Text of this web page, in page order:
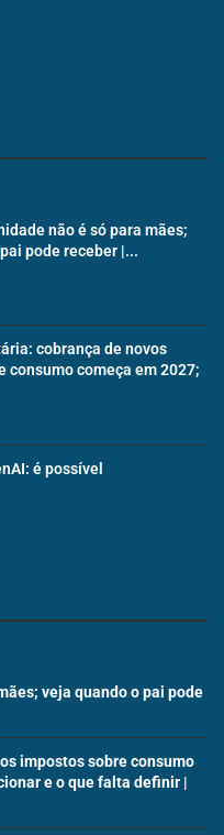
não é só para mães;
pode receber |...
cobrança de novos
consumo começa em 2027;
é possível
veja quando o pai pode
impostos sobre consumo
e o que falta definir |